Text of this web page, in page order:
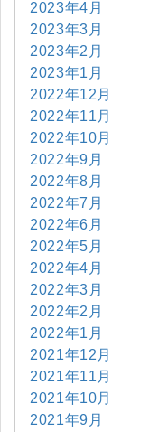
2023年4月
2023年3月
2023年2月
2023年1月
2022年12月
2022年11月
2022年10月
2022年9月
2022年8月
2022年7月
2022年6月
2022年5月
2022年4月
2022年3月
2022年2月
2022年1月
2021年12月
2021年11月
2021年10月
2021年9月